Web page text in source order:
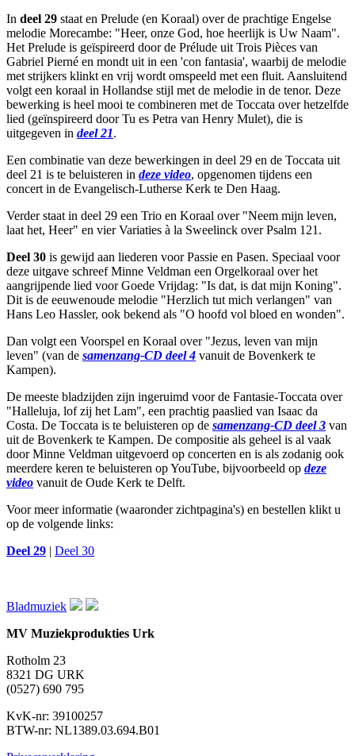
In deel 29 staat en Prelude (en Koraal) over de prachtige Engelse
melodie Morecambe: "Heer, onze God, hoe heerlijk is Uw Naam".
Het Prelude is geïspireerd door de Prélude uit Trois Pièces van
Gabriel Pierné en mondt uit in een 'con fantasia', waarbij de melodie
met strijkers klinkt en vrij wordt omspeeld met een fluit. Aansluitend
volgt een koraal in Hollandse stijl met de melodie in de tenor. Deze
bewerking is heel mooi te combineren met de Toccata over hetzelfde
lied (geïnspireerd door Tu es Petra van Henry Mulet), die is
uitgegeven in deel 21.
Een combinatie van deze bewerkingen in deel 29 en de Toccata uit
deel 21 is te beluisteren in deze video, opgenomen tijdens een
concert in de Evangelisch-Lutherse Kerk te Den Haag.
Verder staat in deel 29 een Trio en Koraal over "Neem mijn leven,
laat het, Heer" en vier Variaties à la Sweelinck over Psalm 121.
Deel 30 is gewijd aan liederen voor Passie en Pasen. Speciaal voor
deze uitgave schreef Minne Veldman een Orgelkoraal over het
aangrijpende lied voor Goede Vrijdag: "Is dat, is dat mijn Koning".
Dit is de eeuwenoude melodie "Herzlich tut mich verlangen" van
Hans Leo Hassler, ook bekend als "O hoofd vol bloed en wonden".
Dan volgt een Voorspel en Koraal over "Jezus, leven van mijn
leven" (van de samenzang-CD deel 4 vanuit de Bovenkerk te
Kampen).
De meeste bladzijden zijn ingeruimd voor de Fantasie-Toccata over
"Halleluja, lof zij het Lam", een prachtig paaslied van Isaac da
Costa. De Toccata is te beluisteren op de samenzang-CD deel 3 van
uit de Bovenkerk te Kampen. De compositie als geheel is al vaak
door Minne Veldman uitgevoerd op concerten en is als zodanig ook
meerdere keren te beluisteren op YouTube, bijvoorbeeld op deze
video vanuit de Oude Kerk te Delft.
Voor meer informatie (waaronder zichtpagina's) en bestellen klikt u
op de volgende links:
Deel 29 | Deel 30
Bladmuziek
MV Muziekprodukties Urk
Rotholm 23
8321 DG URK
(0527) 690 795
KvK-nr: 39100257
BTW-nr: NL1389.03.694.B01